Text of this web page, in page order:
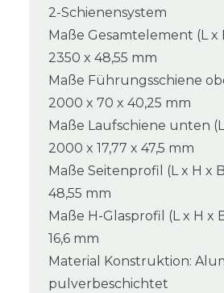
2-Schienensystem
Maße Gesamtelement (L x
2350 x 48,55 mm
Maße Führungsschiene
2000 x 70 x 40,25 mm
Maße Laufschiene unten
2000 x 17,77 x 47,5 mm
Maße Seitenprofil (L x H x
48,55 mm
Maße H-Glasprofil (L x H x
16,6 mm
Material Konstruktion:
pulverbeschichtet